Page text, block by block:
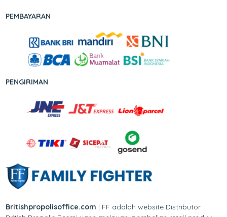
PEMBAYARAN
PENGIRIMAN
Britishpropolisoffice.com | FF adalah website Distributor